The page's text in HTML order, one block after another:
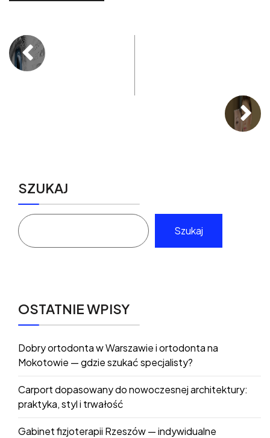
SZUKAJ
Szukaj
OSTATNIE WPISY
Dobry ortodonta w Warszawie i ortodonta na
Mokotowie — gdzie szukać specjalisty?
Carport dopasowany do nowoczesnej architektury:
praktyka, styl i trwałość
Gabinet fizjoterapii Rzeszów — indywidualne